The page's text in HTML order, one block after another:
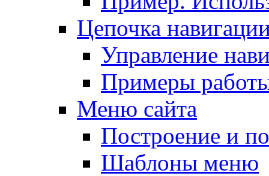
Цепочка
Управление
Примеры
Меню сайта
Построение и
Шаблоны меню